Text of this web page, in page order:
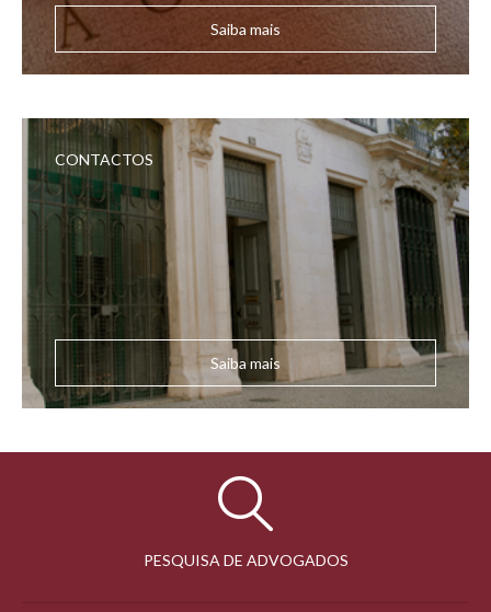
Saiba mais
CONTACTOS
Saiba mais
PESQUISA DE ADVOGADOS